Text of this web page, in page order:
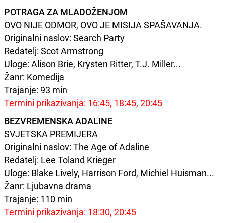
POTRAGA ZA MLADOŽENJOM
OVO NIJE ODMOR, OVO JE MISIJA SPAŠAVANJA.
Originalni naslov: Search Party
Redatelj: Scot Armstrong
Uloge: Alison Brie, Krysten Ritter, T.J. Miller...
Žanr: Komedija
Trajanje: 93 min
Termini prikazivanja: 16:45, 18:45, 20:45
BEZVREMENSKA ADALINE
SVJETSKA PREMIJERA
Originalni naslov: The Age of Adaline
Redatelj: Lee Toland Krieger
Uloge: Blake Lively, Harrison Ford, Michiel Huisman...
Žanr: Ljubavna drama
Trajanje: 110 min
Termini prikazivanja: 18:30, 20:45